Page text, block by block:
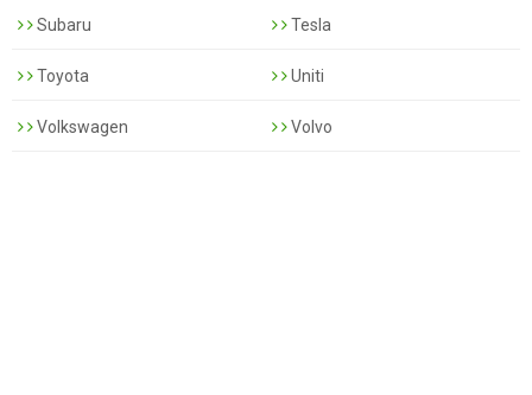
Subaru Tesla
Toyota Uniti
Volkswagen Volvo